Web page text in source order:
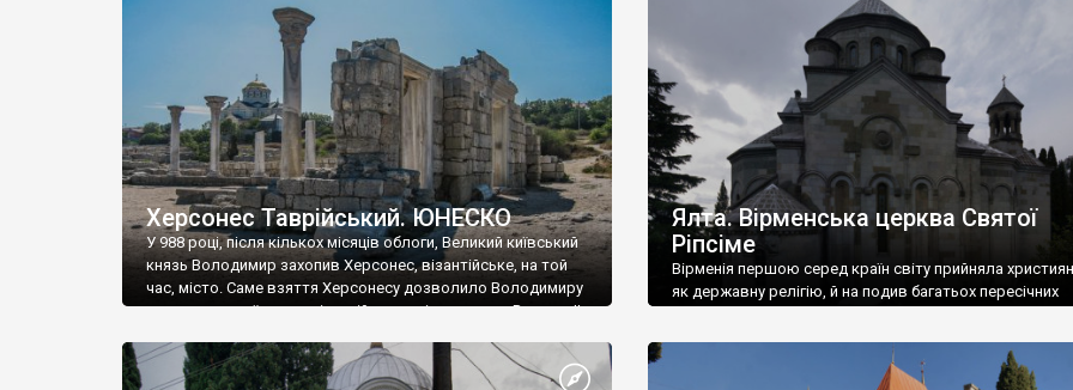
візантійської доби. Раритети викрадені з фондів об’єкту
культурної спадщини ЮНЕСКО «Херсонеса Таврійського».
Офіційно – на виставку «Золото Візантії», але експерти та
влада в Україні вважають це лише […]
називаються «повстяками» (postaki)…” “Вино. Крим
виробляє відмінне вино і його вдосталь: воно все
легке біле і дуже […]
Херсонес Таврійський. ЮНЕСКО
У 988 році, після кількох місяців облоги, Великий київський
князь Володимир захопив Херсонес, візантійське, на той
час, місто. Саме взяття Херсонесу дозволило Володимиру
диктувати свої умови візантійському імператору Василю ІІ,
Херсонесі Володимир-язичник, став Василем-
християнином. А потім було Хрещення Русі. На честь
Ялта. Вірменська церква Святої
Ріпсіме
Вірменія першою серед країн світу прийняла
як державну релігію, й на подив багатьох пересічних